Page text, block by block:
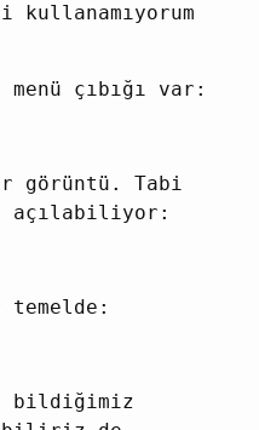
çıbığı var:
görüntü. Tabi
açılabiliyor:
temelde:
bildiğimiz